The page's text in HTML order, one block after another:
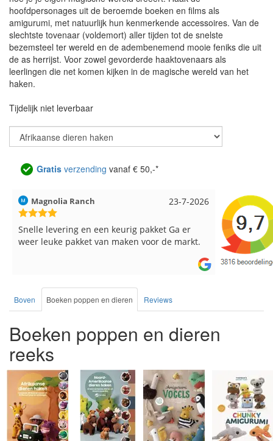
hoofdpersonages uit de beroemde boeken en films als
amigurumi, met natuurlijk hun kenmerkende accessoires. Van de
slechtste tovenaar (voldemort) aller tijden tot de snelste
bezemsteel ter wereld en de adembenemend mooie feniks die uit
de as herrijst. Voor zowel gevorderde haaktovenaars als
leerlingen die net komen kijken in de magische wereld van het
haken.
Tijdelijk niet leverbaar
Gratis verzending vanaf € 50,-*
17-7-2026
Hilde uit Loyers
Reeds meerdere keren breigaren en
breinaalden besteld, altijd heel tevreden over
Loes uit
Snelle
Boven Boeken poppen en dieren Reviews
Boeken poppen en dieren
reeks